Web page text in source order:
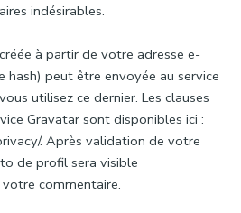
indésirables.
à partir de votre adresse e-
hash) peut être envoyée au service
utilisez ce dernier. Les clauses
Gravatar sont disponibles ici :
. Après validation de votre
de profil sera visible
commentaire.